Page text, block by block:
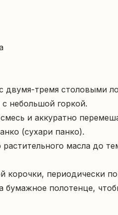
двумя-тремя столовыми
небольшой горкой.
и аккуратно
(сухари панко).
масла до
корочки, периодически
бумажное полотенце,